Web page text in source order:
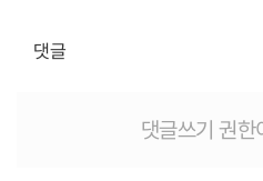
댓글
댓글쓰기 권한